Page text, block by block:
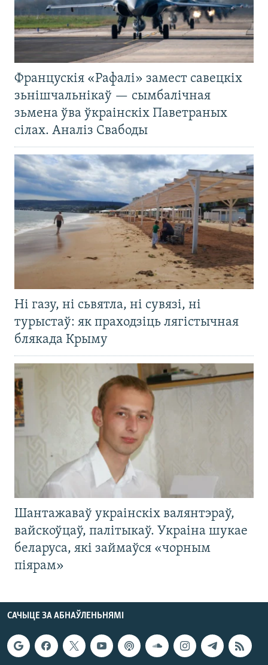
Францускія «Рафалі» замест савецкіх
зьнішчальнікаў — сымбалічная
зьмена ўва ўкраінскіх Паветраных
сілах. Аналіз Свабоды
Ні газу, ні сьвятла, ні сувязі, ні
турыстаў: як праходзіць лягістычная
блякада Крыму
Шантажаваў украінскіх валянтэраў,
вайскоўцаў, палітыкаў. Украіна шукае
беларуса, які займаўся «чорным
піярам»
САЧЫЦЕ ЗА АБНАЎЛЕНЬНЯМІ